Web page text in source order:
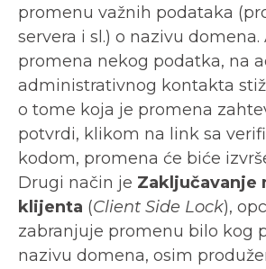
promenu važnih podataka
servera i sl.) o nazivu domena.
promena nekog podatka, na
administrativnog kontakta
o tome koja je promena
potvrdi, klikom na link sa
kodom, promena će biće
Drugi način je Zaključavanje
klijenta (Client Side Lock),
zabranjuje promenu bilo kog
nazivu domena, osim